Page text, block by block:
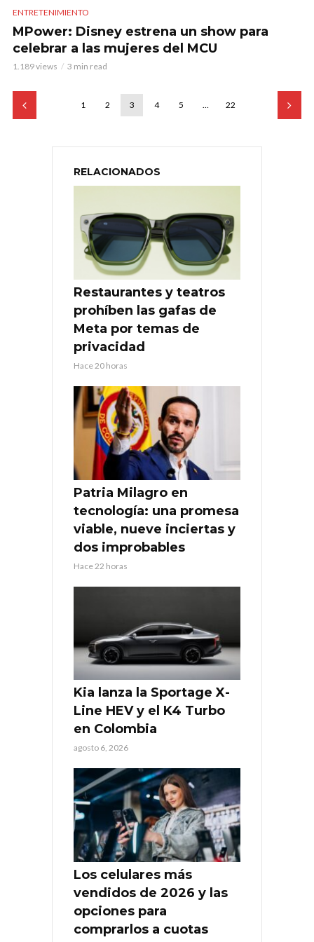
ENTRETENIMIENTO
MPower: Disney estrena un show para
celebrar a las mujeres del MCU
1.189 views 3 min read
1 2 3 4 5 … 22
RELACIONADOS
Restaurantes y teatros
prohíben las gafas de
Meta por temas de
privacidad
Hace 20 horas
Patria Milagro en
tecnología: una promesa
viable, nueve inciertas y
dos improbables
Hace 22 horas
Kia lanza la Sportage X-
Line HEV y el K4 Turbo
en Colombia
agosto 6, 2026
Los celulares más
vendidos de 2026 y las
opciones para
comprarlos a cuotas